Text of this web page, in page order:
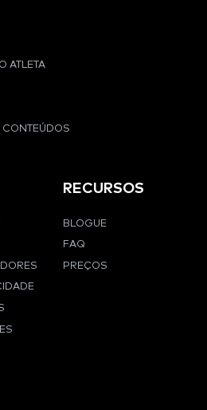
ATLETA
CONTEÚDOS
RECURSOS
BLOGUE
FAQ
PREÇOS